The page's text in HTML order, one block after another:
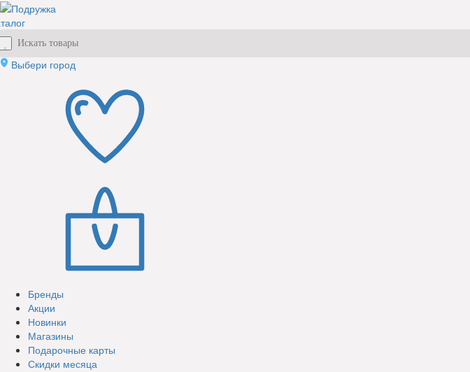
Выбери город
Бренды
Акции
Новинки
Магазины
Подарочные карты
Скидки месяца